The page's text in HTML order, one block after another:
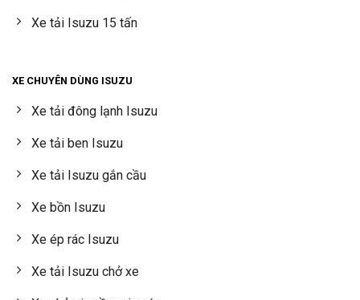
Xe tải Isuzu 15 tấn
XE CHUYÊN DÙNG ISUZU
Xe tải đông lạnh Isuzu
Xe tải ben Isuzu
Xe tải Isuzu gắn cầu
Xe bồn Isuzu
Xe ép rác Isuzu
Xe tải Isuzu chở xe